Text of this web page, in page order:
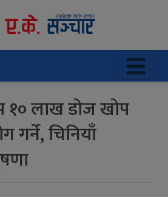
१० लाख डोज खोप
गर्ने, चिनियाँ